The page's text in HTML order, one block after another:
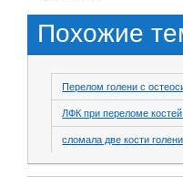
Похожие
Перелом голени с
ЛФК при переломе
сломала две кости голени